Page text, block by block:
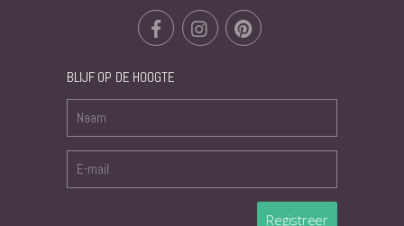
BLIJF OP DE HOOGTE
Registreer